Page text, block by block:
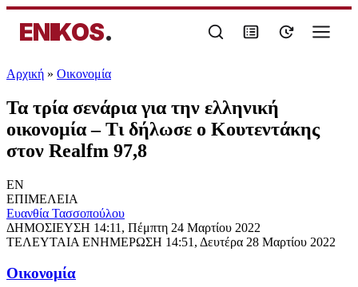
ENIKOS.
Αρχική » Oικονομία
Τα τρία σενάρια για την ελληνική
οικονομία – Τι δήλωσε ο Κουτεντάκης
στον Realfm 97,8
EN
ΕΠΙΜΕΛΕΙΑ
Ευανθία Τασσοπούλου
ΔΗΜΟΣΙΕΥΣΗ 14:11, Πέμπτη 24 Μαρτίου 2022
ΤΕΛΕΥΤΑΙΑ ΕΝΗΜΕΡΩΣΗ 14:51, Δευτέρα 28 Μαρτίου 2022
Oικονομία